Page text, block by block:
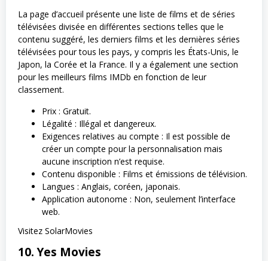
La page d’accueil présente une liste de films et de séries
télévisées divisée en différentes sections telles que le
contenu suggéré, les derniers films et les dernières séries
télévisées pour tous les pays, y compris les États-Unis, le
Japon, la Corée et la France. Il y a également une section
pour les meilleurs films IMDb en fonction de leur
classement.
Prix : Gratuit.
Légalité : Illégal et dangereux.
Exigences relatives au compte : Il est possible de
créer un compte pour la personnalisation mais
aucune inscription n’est requise.
Contenu disponible : Films et émissions de télévision.
Langues : Anglais, coréen, japonais.
Application autonome : Non, seulement l’interface
web.
Visitez SolarMovies
10. Yes Movies